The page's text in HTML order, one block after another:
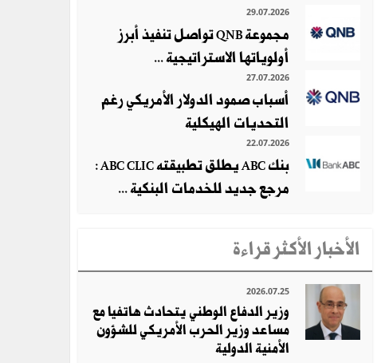
29.07.2026
مجموعة QNB تواصل تنفيذ أبرز
أولوياتها الاستراتيجية ...
27.07.2026
أسباب صمود الدولار الأمريكي رغم
التحديات الهيكلية
22.07.2026
بنك ABC يطلق تطبيقته ABC CLIC :
مرجع جديد للخدمات البنكية ...
الأخبار الأكثر قراءة
2026.07.25
وزير الدفاع الوطني يتحادث هاتفيا مع
مساعد وزير الحرب الأمريكي للشؤون
الأمنية الدولية